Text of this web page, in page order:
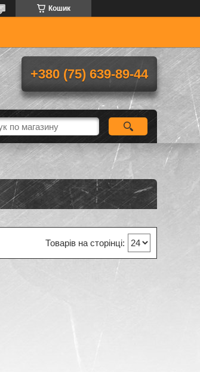
Кошик
+380 (75) 639-89-44